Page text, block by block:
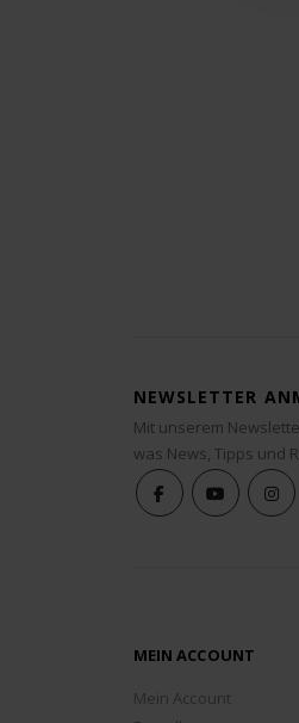
NEWSLETTER
Mit unserem
was News, Tipps und
MEIN ACCOUNT
Mein Account